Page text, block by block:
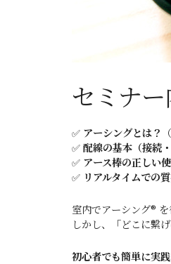
セミナ
✅ アーシングとは？
✅配線の基本（接続
✅ アース棒の正しい
✅ リアルタイムでの
室内でアーシング®
しかし、「どこに繋
初心者でも簡単に実